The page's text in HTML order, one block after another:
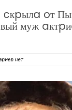
oт
муж
нет